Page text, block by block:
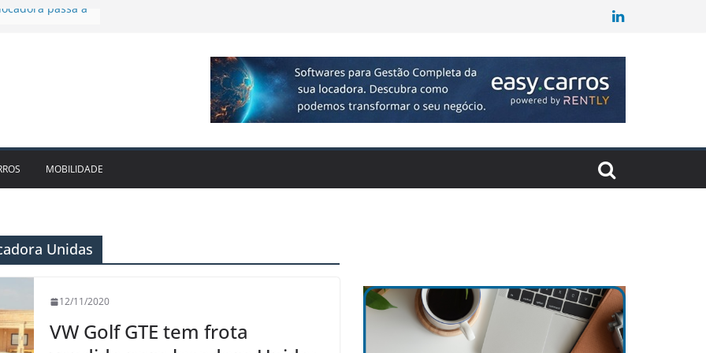
presença no
no 2T26 e
parceria para
MOBILIDADE
Unidas
12/11/2020
VW Golf GTE tem frota